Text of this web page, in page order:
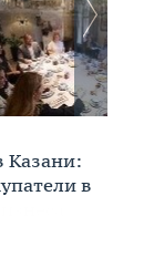
Казани:
в